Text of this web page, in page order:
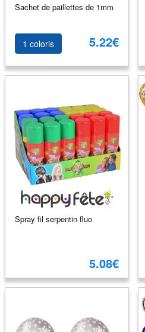
Sachet de paillettes de 1mm
1 coloris 5.22€
Spray fil serpentin fluo
5.08€